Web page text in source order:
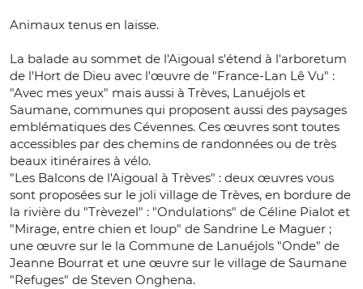
Animaux tenus en laisse.
La balade au sommet de l'Aigoual s'étend à l'arboretum
de l'Hort de Dieu avec l'œuvre de "France-Lan Lê Vu" :
"Avec mes yeux" mais aussi à Trèves, Lanuéjols et
Saumane, communes qui proposent aussi des paysages
emblématiques des Cévennes. Ces œuvres sont toutes
accessibles par des chemins de randonnées ou de très
beaux itinéraires à vélo.
"Les Balcons de l'Aigoual à Trèves" : deux œuvres vous
sont proposées sur le joli village de Trèves, en bordure de
la rivière du "Trèvezel" : "Ondulations" de Céline Pialot et
"Mirage, entre chien et loup" de Sandrine Le Maguer ;
une œuvre sur le la Commune de Lanuéjols "Onde" de
Jeanne Bourrat et une œuvre sur le village de Saumane
"Refuges" de Steven Onghena.